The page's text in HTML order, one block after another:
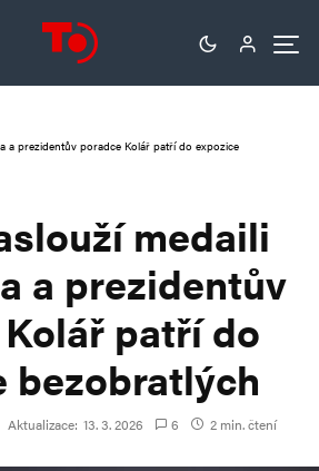
a prezidentův poradce Kolář patří do expozice
medaili
a prezidentův
patří do
bezobratlých
Aktualizace: 13. 3. 2026 6 2 min. čtení